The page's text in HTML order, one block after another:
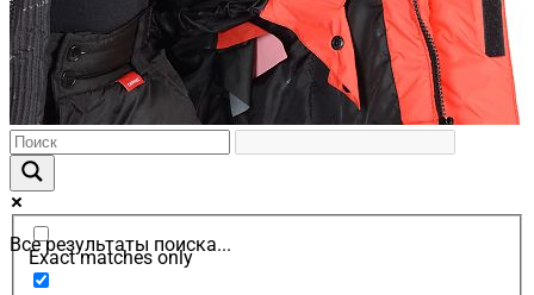
Все результаты поиска...
Exact matches only